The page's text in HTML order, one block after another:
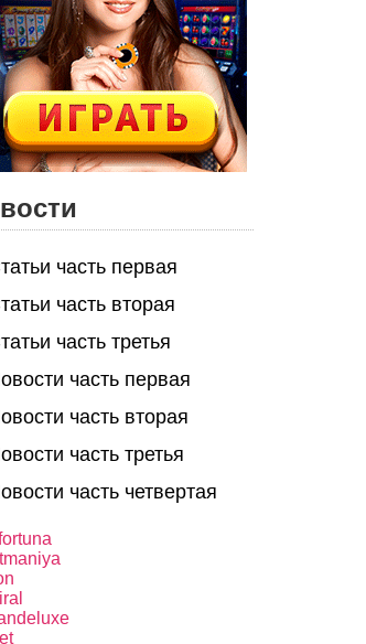
часть первая
часть вторая
часть третья
часть первая
часть вторая
часть третья
часть четвертая